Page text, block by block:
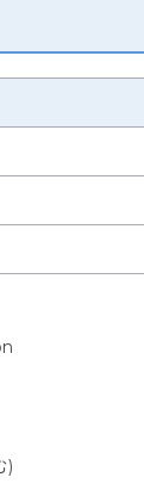
)